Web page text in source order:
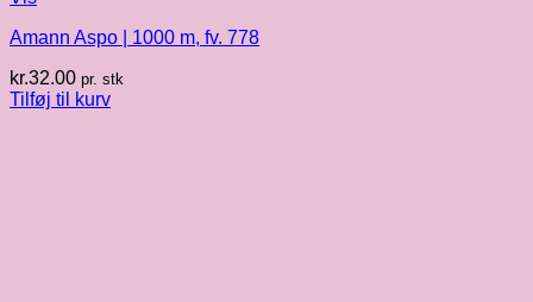
Amann Aspo | 1000 m, fv. 778
kr.32.00 pr. stk
Tilføj til kurv